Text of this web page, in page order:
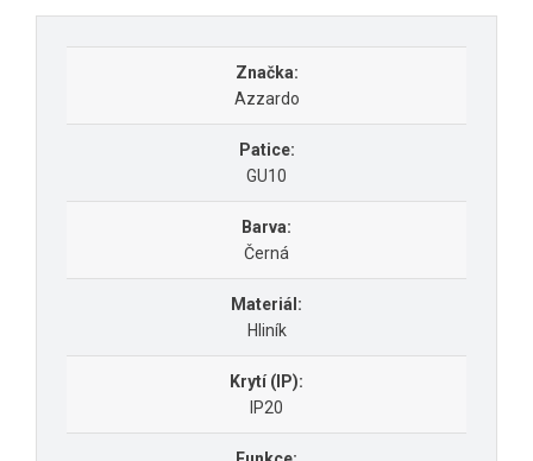
Značka:
Azzardo
Patice:
GU10
Barva:
Černá
Materiál:
Hliník
Krytí (IP):
IP20